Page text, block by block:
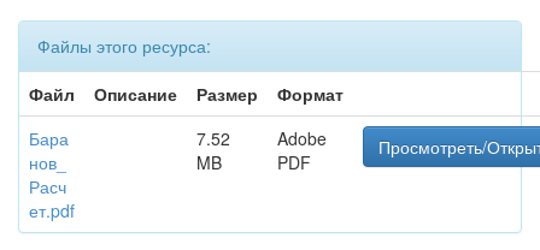
Файлы этого ресурса:
Файл
Описание Размер
Формат
Бара
нов_
Расч
ет.pdf
7.52
MB
Adobe
PDF
Просмотреть/